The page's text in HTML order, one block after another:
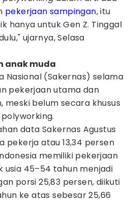
pekerjaan sampingan, itu
hanya untuk Gen Z. Tinggal
ujarnya, Selasa
anak muda
Nasional (Sakernas) selama
pekerjaan utama dan
belum secara khusus
data Sakernas Agustus
pekerja atau 13,34 persen
memiliki pekerjaan
usia 45–54 tahun menjadi
porsi 25,83 persen, diikuti
ke atas sebesar 25,66